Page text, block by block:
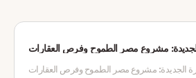
الجديدة: مشروع مصر الطموح وفرص العقارات
الجديدة: مشروع مصر الطموح وفرص العقارات